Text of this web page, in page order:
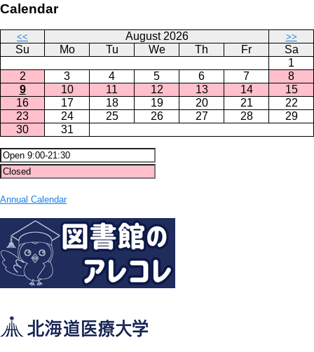
Calendar
<< August 2026 >>
Su Mo Tu We Th Fr
Sa
1
2
3 4 5 6 7
8
9
10 11 12 13 14
15
16
17 18 19 20 21
22
23
24 25 26 27 28
29
30
31
Annual Calendar